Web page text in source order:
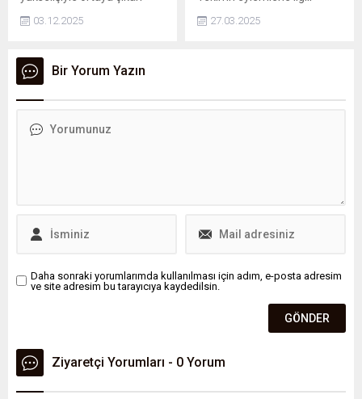
altın çağını yaşıyor. Bu
şirketlerden gelen dudak
uçuklatan tekliflerle ciddi
03.12.2025
kullanan eğitim
27.03.2025
Bir Yorum Yazın
Daha sonraki yorumlarımda kullanılması için adım, e-posta adresim
ve site adresim bu tarayıcıya kaydedilsin.
Ziyaretçi Yorumları - 0 Yorum